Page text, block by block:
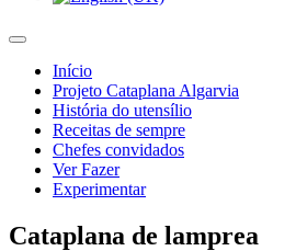
Início
Projeto Cataplana Algarvia
História do utensílio
Receitas de sempre
Chefes convidados
Ver Fazer
Experimentar
Cataplana de lamprea